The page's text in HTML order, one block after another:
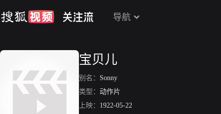
导航
宝贝儿
别名： Sonny
类型： 动作片
上映： 1922-05-22